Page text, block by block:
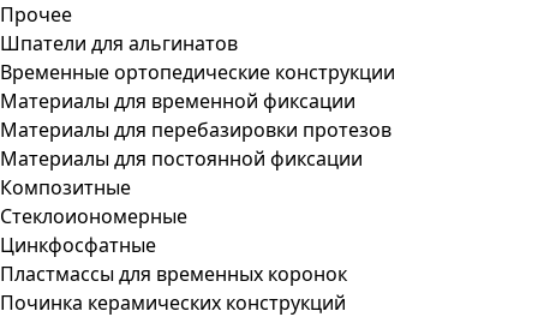
Прочее
Шпатели для альгинатов
Временные ортопедические конструкции
Материалы для временной фиксации
Материалы для перебазировки протезов
Материалы для постоянной фиксации
Композитные
Стеклоиономерные
Цинкфосфатные
Пластмассы для временных коронок
Починка керамических конструкций